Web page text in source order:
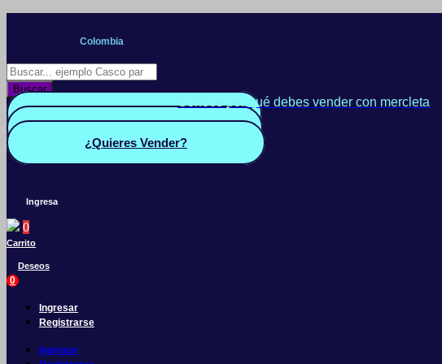
Colombia
Búsqueda
de
productos
Buscar
Conoce por qué debes vender con mercleta
¿Quieres Vender?
Ingresa
0
Carrito
Deseos
0
Ingresar
Registrarse
Ingresar